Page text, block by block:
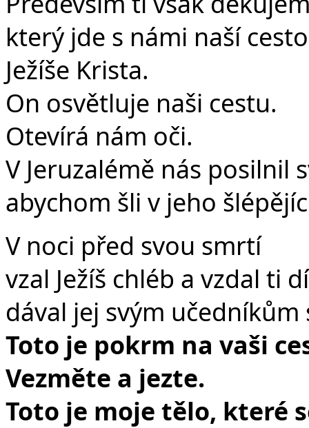
který jde s námi naší
Ježíše Krista.
On osvětluje naši cestu.
Otevírá nám oči.
V Jeruzalémě nás posilnil
abychom šli v jeho
V noci před svou smrtí
vzal Ježíš chléb a vzdal ti
dával jej svým učedníkům
Toto je pokrm na vaši
Vezměte a jezte.
Toto je moje tělo, které